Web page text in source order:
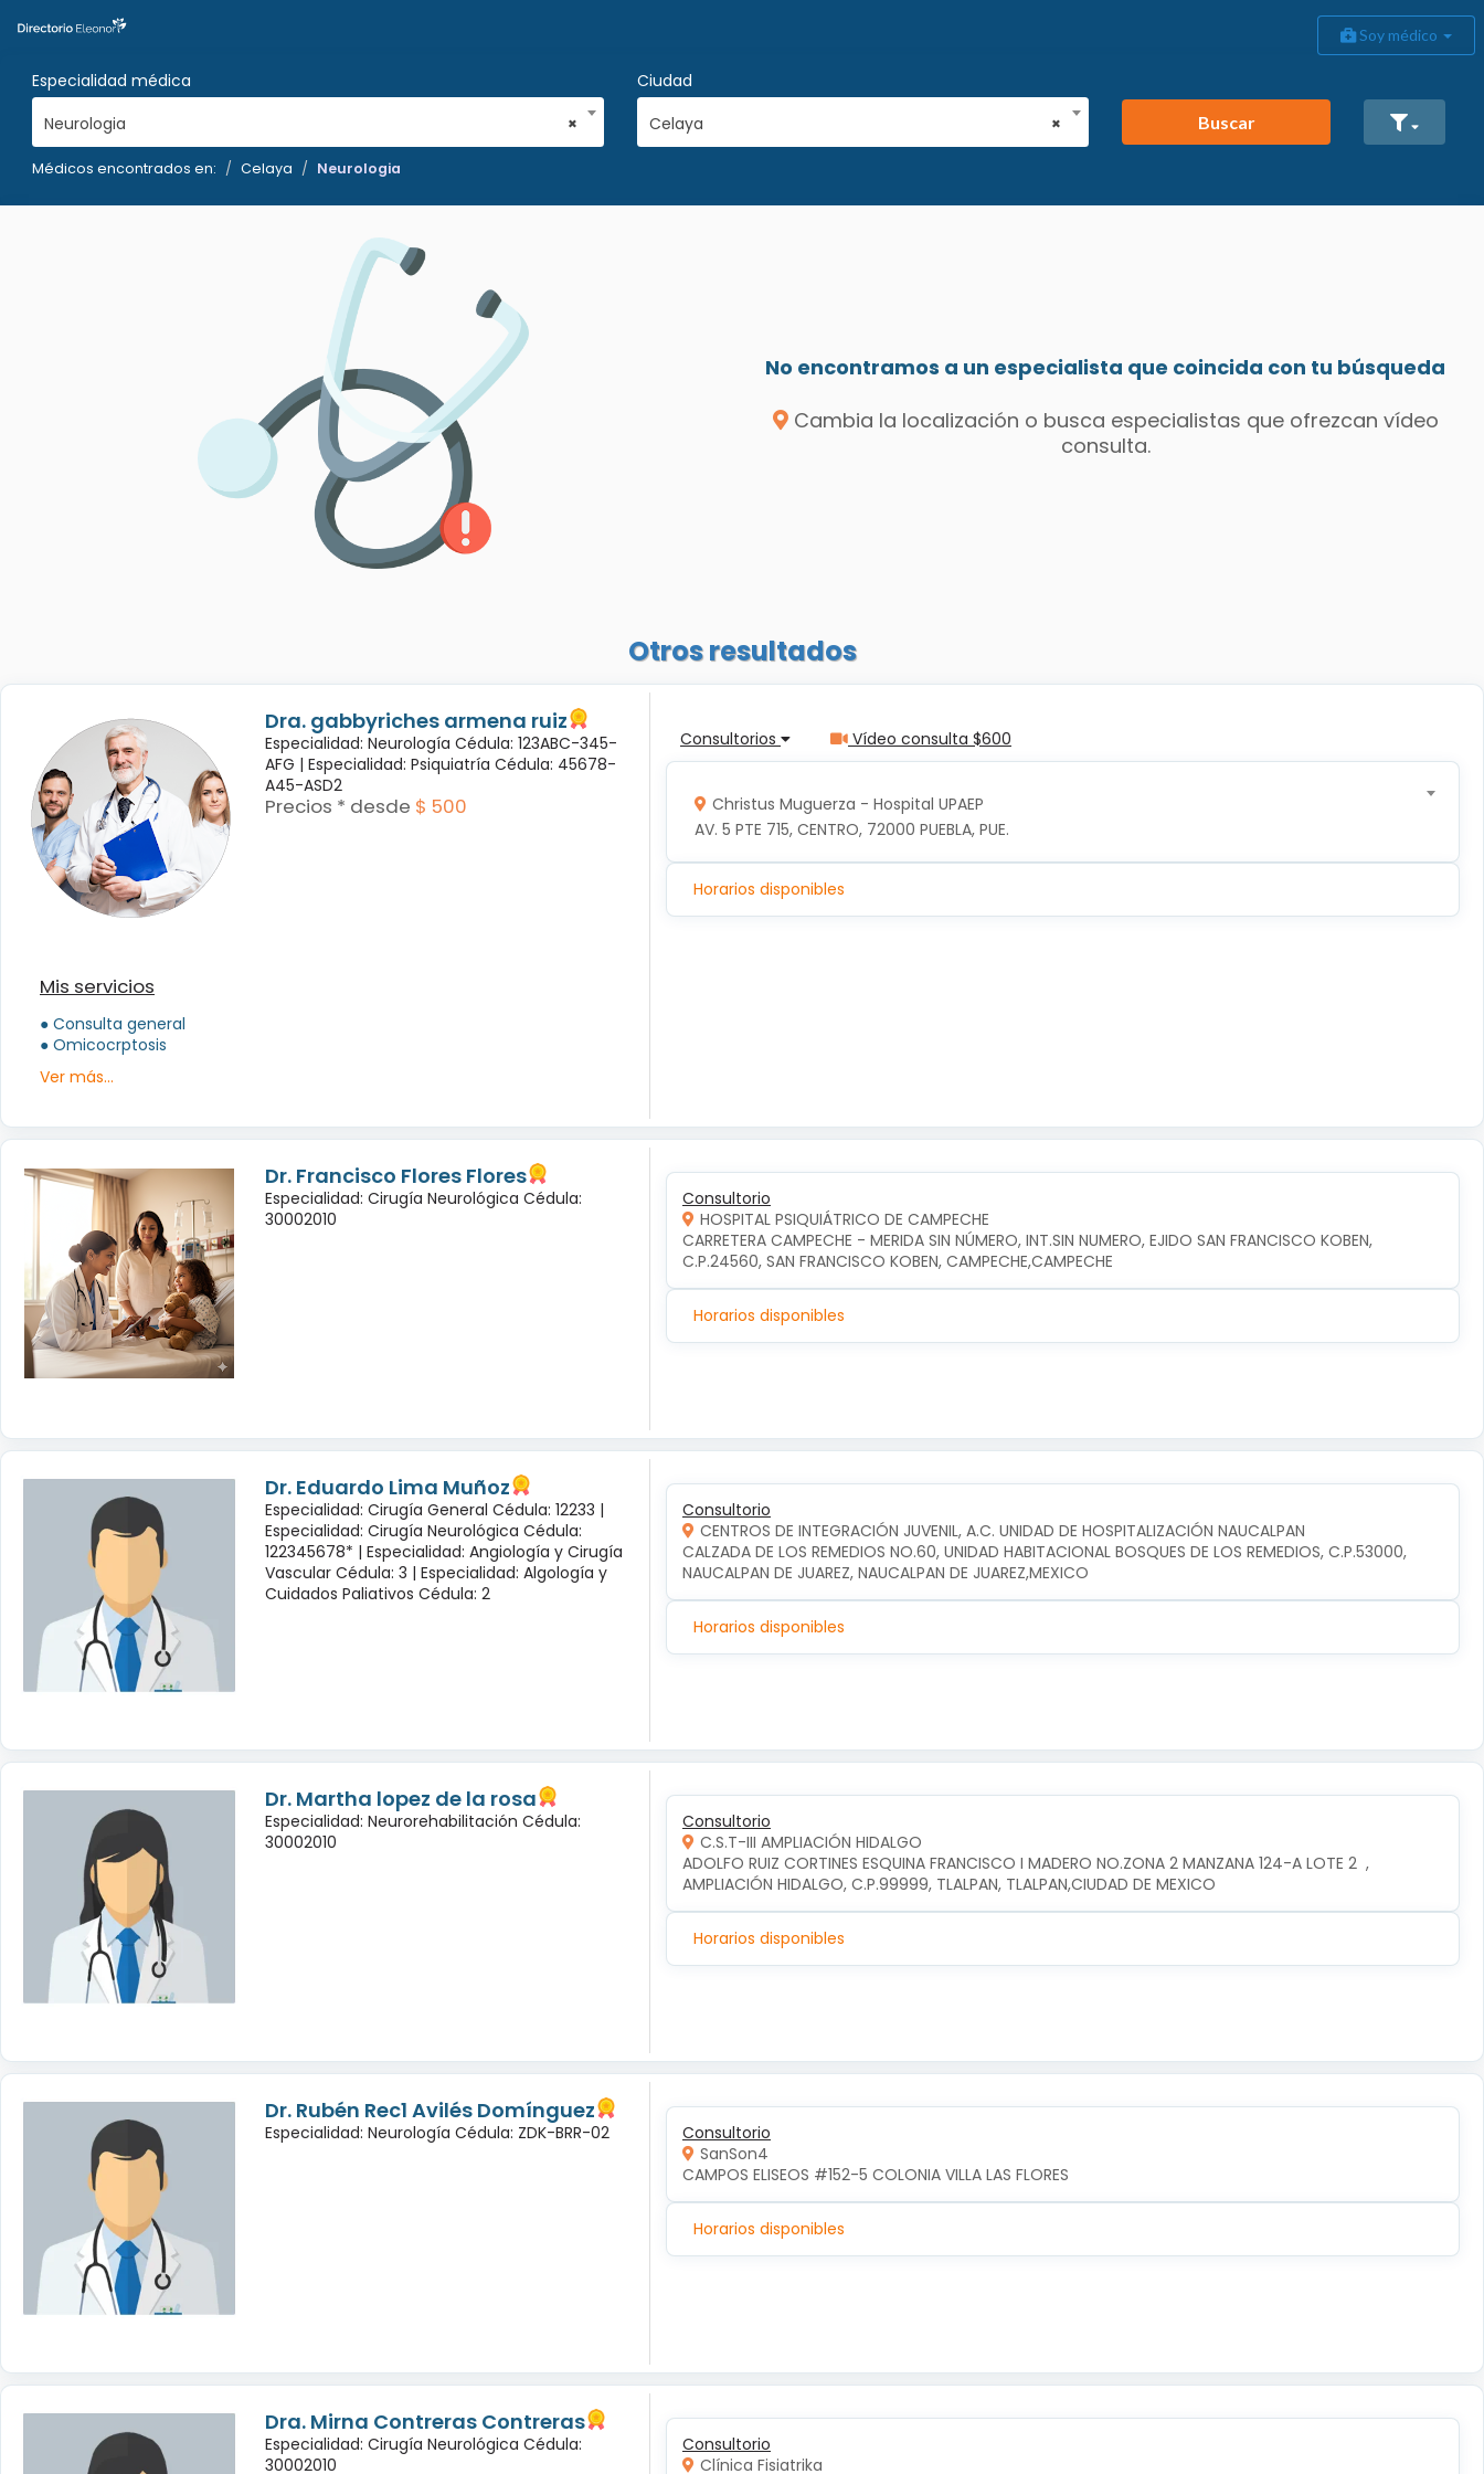
Soy médico
Especialidad médica
×
Neurologia
Ciudad
×
Celaya Buscar
Médicos encontrados en: Celaya Neurologia
No encontramos a un especialista que coincida con tu búsqueda
Cambia la localización o busca especialistas que ofrezcan vídeo
consulta.
Otros resultados
Dra. gabbyriches armena ruiz
Especialidad: Neurología Cédula: 123ABC-345-
AFG | Especialidad: Psiquiatría Cédula: 45678-
A45-ASD2
Precios * desde $ 500
Mis servicios
● Consulta general
● Omicocrptosis
Ver más...
Consultorios Vídeo consulta $600
Christus Muguerza - Hospital UPAEP
AV. 5 PTE 715, CENTRO, 72000 PUEBLA, PUE.
Horarios disponibles
Dr. Francisco Flores Flores
Especialidad: Cirugía Neurológica Cédula:
30002010
Consultorio
HOSPITAL PSIQUIÁTRICO DE CAMPECHE
CARRETERA CAMPECHE - MERIDA SIN NÚMERO, INT.SIN NUMERO, EJIDO SAN FRANCISCO KOBEN,
C.P.24560, SAN FRANCISCO KOBEN, CAMPECHE,CAMPECHE
Horarios disponibles
Dr. Eduardo Lima Muñoz
Especialidad: Cirugía General Cédula: 12233 |
Especialidad: Cirugía Neurológica Cédula:
122345678* | Especialidad: Angiología y Cirugía
Vascular Cédula: 3 | Especialidad: Algología y
Cuidados Paliativos Cédula: 2
Consultorio
CENTROS DE INTEGRACIÓN JUVENIL, A.C. UNIDAD DE HOSPITALIZACIÓN NAUCALPAN
CALZADA DE LOS REMEDIOS NO.60, UNIDAD HABITACIONAL BOSQUES DE LOS REMEDIOS, C.P.53000,
NAUCALPAN DE JUAREZ, NAUCALPAN DE JUAREZ,MEXICO
Horarios disponibles
Dr. Martha lopez de la rosa
Especialidad: Neurorehabilitación Cédula:
30002010
Consultorio
C.S.T-III AMPLIACIÓN HIDALGO
ADOLFO RUIZ CORTINES ESQUINA FRANCISCO I MADERO NO.ZONA 2 MANZANA 124-A LOTE 2  ,
AMPLIACIÓN HIDALGO, C.P.99999, TLALPAN, TLALPAN,CIUDAD DE MEXICO
Horarios disponibles
Dr. Rubén Rec1 Avilés Domínguez
Especialidad: Neurología Cédula: ZDK-BRR-02
Consultorio
SanSon4
CAMPOS ELISEOS #152-5 COLONIA VILLA LAS FLORES
Horarios disponibles
Dra. Mirna Contreras Contreras
Especialidad: Cirugía Neurológica Cédula:
30002010
Consultorio
Clínica Fisiatrika